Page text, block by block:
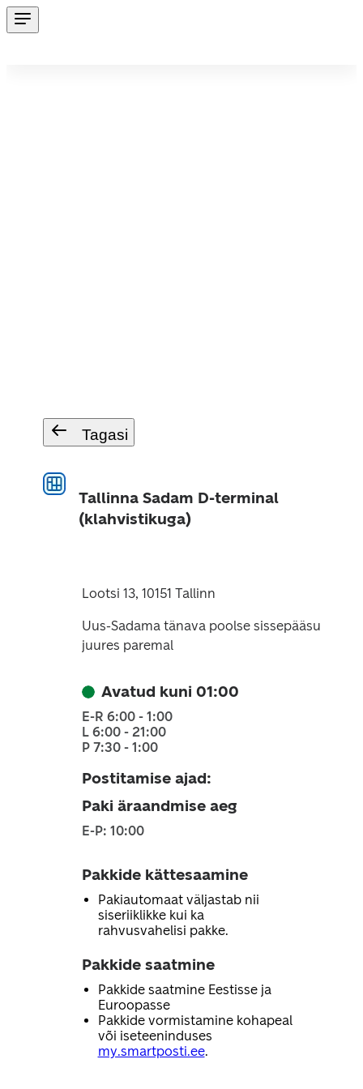
Tagasi
Tallinna Sadam D-terminal
(klahvistikuga)
Lootsi 13, 10151 Tallinn
Uus-Sadama tänava poolse sissepääsu
juures paremal
Avatud kuni 01:00
E-R 6:00 - 1:00
L 6:00 - 21:00
P 7:30 - 1:00
Postitamise ajad:
Paki äraandmise aeg
E-P: 10:00
Pakkide kättesaamine
Pakiautomaat väljastab nii
siseriiklikke kui ka
rahvusvahelisi pakke.
Pakkide saatmine
Pakkide saatmine Eestisse ja
Euroopasse
Pakkide vormistamine kohapeal
või iseteeninduses
my.smartposti.ee.